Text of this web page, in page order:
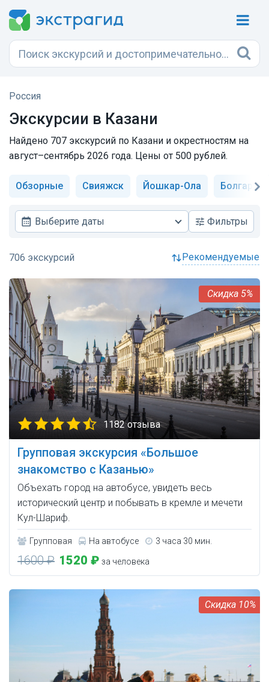
Россия
Экскурсии в Казани
Найдено 707 экскурсий по Казани и окрестностям на
август–сентябрь 2026 года. Цены от 500 рублей.
Обзорные Свияжск Йошкар-Ола Болгар
Выберите даты Фильтры
рекомендуемые
5%
1182 отзыва
Групповая экскурсия «Большое
знакомство с Казанью»
Объехать город на автобусе, увидеть весь
исторический центр и побывать в кремле и мечети
Кул-Шариф.
Групповая На автобусе 3 часа 30 мин.
1600 ₽ 1520 ₽ за человека
10%